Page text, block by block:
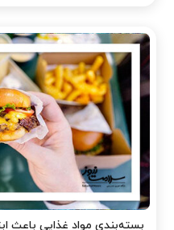
بسته‌بندی مواد غذایی باعث